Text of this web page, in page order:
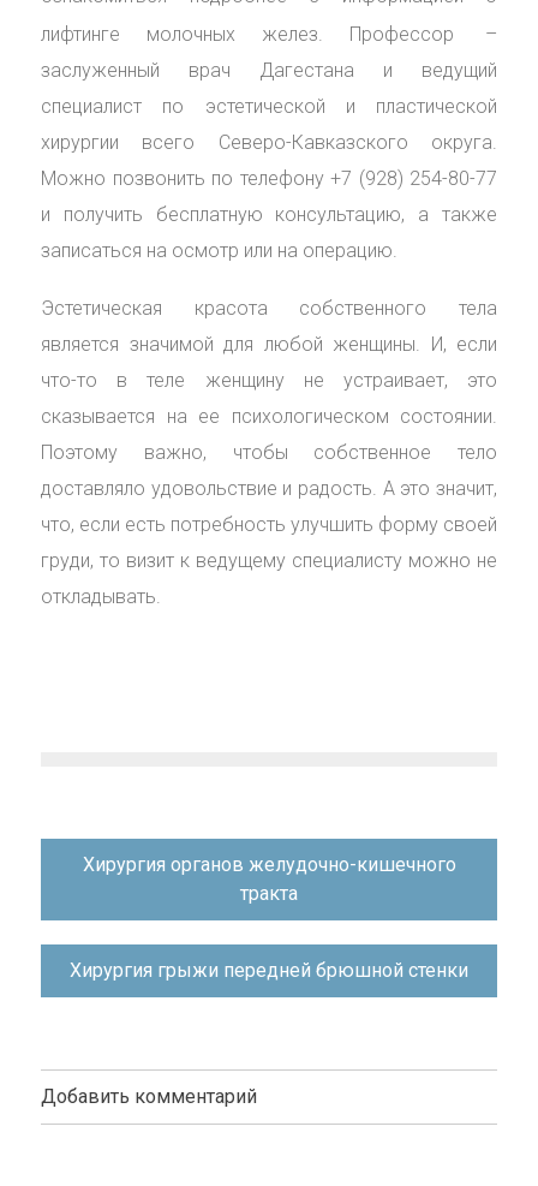
лифтинге молочных желез. Профессор
–
заслуженный врач Дагестана и ведущий
специалист по эстетической и пластической
хирургии всего Северо-Кавказского округа.
Можно позвонить по телефону +7 (928) 254-80-77
и получить бесплатную консультацию, а также
записаться на осмотр или на операцию.
Эстетическая красота собственного тела
является значимой для любой женщины. И, если
что-то в теле женщину не устраивает, это
сказывается на ее психологическом состоянии.
Поэтому важно, чтобы собственное тело
доставляло удовольствие и радость. А это значит,
что, если есть потребность улучшить форму своей
груди, то визит к ведущему специалисту можно не
откладывать.
Навигация
Хирургия органов желудочно-кишечного
тракта
Хирургия грыжи передней брюшной стенки
Добавить комментарий